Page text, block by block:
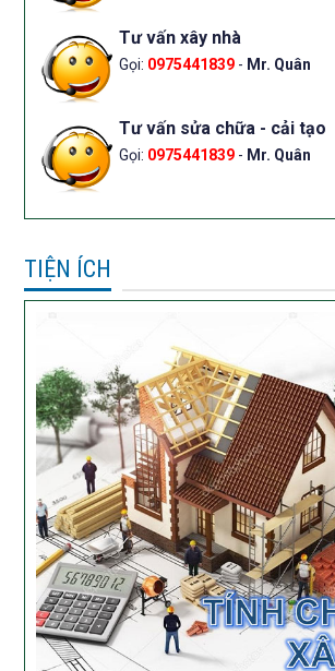
Tư vấn xây nhà
Gọi: 0975441839 - Mr. Quân
Tư vấn sửa chữa - cải tạo
Gọi: 0975441839 - Mr. Quân
TIỆN ÍCH